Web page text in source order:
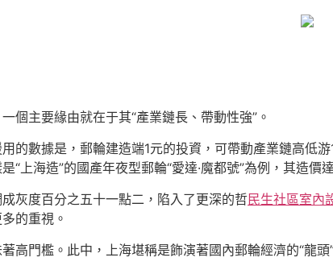
個主要緣由就在于其“產業鏈長、帶動性強”。
的數據是，郵輪建造端1元的投資，可帶動產業鏈高低
“上海造”的國產年夜型郵輪“愛達·魔都號”為例，其造價
灰度百分之五十一點二，陷入了更深的哲民生社區室內
的重視。
高門檻。此中，上海堪稱是飾演著國內郵輪經濟的“龍